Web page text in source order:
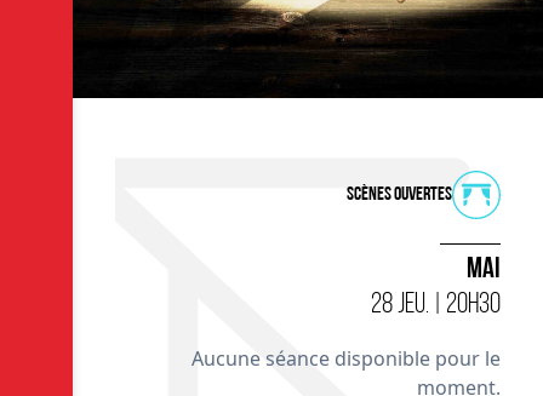
Scènes ouvertes
MAI
28 JEU. | 20H30
Aucune séance disponible pour le
moment.